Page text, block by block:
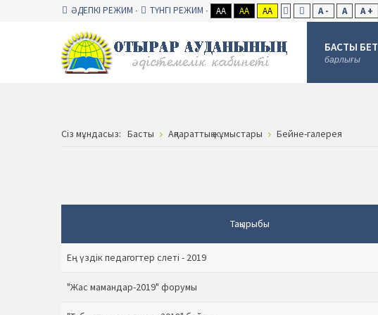
ӘДЕПКІ РЕЖИМ ТҮНГІ РЕЖИМ AA AA AA A - A A +
БАСТЫ БЕТ
барлығы
Сiз мұндасыз: Басты Ақпараттық жұмыстары Бейне-галерея
Тақырыбы
Ең үздік педагогтер слеті - 2019
"Жас мамандар-2019" форумы